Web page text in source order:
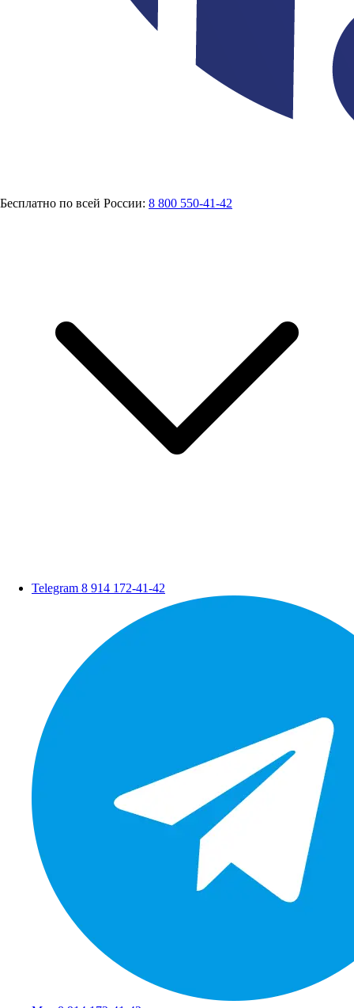
Бесплатно по всей России: 8 800 550-41-42
Telegram 8 914 172-41-42